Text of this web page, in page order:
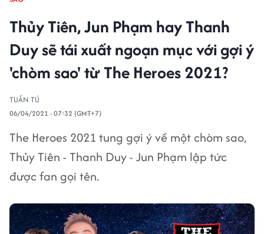
Thủy Tiên, Jun Phạm hay Thanh
Duy sẽ tái xuất ngoạn mục với gợi ý
'chòm sao' từ The Heroes 2021?
TUẤN TÚ
06/04/2021 - 07:32 (GMT+7)
The Heroes 2021 tung gợi ý về một chòm sao,
Thủy Tiên - Thanh Duy - Jun Phạm lập tức
được fan gọi tên.